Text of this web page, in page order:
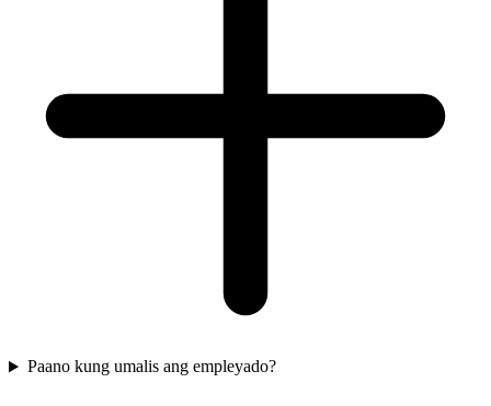
Paano kung umalis ang empleyado?